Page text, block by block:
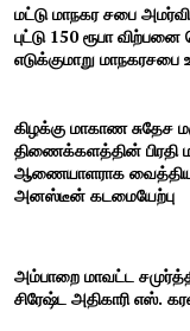
மட்டு மாநகர சபை
புட்டு 150 ரூபா
எடுக்குமாறு மாநகரசபை
கிழக்கு மாகாண சுதேச
திணைக்களத்தின் பிரதி
ஆணையாளராக
அனஸ்டீன் கடமையேற்பு
அம்பாறை மாவட்ட
சிரேஷ்ட அதிகாரி எஸ்.